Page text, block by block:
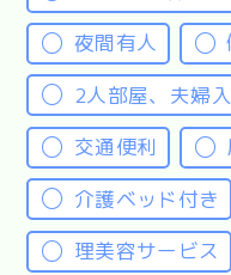
夜間有人
2人部屋、夫婦
交通便利
介護ベッド付き
理美容サービス